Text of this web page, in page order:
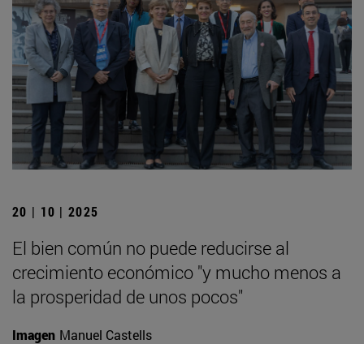
20 | 10 | 2025
El bien común no puede reducirse al
crecimiento económico "y mucho menos a
la prosperidad de unos pocos"
Imagen Manuel Castells